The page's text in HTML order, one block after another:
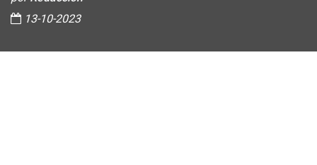
13-10-2023